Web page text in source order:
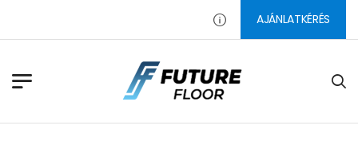
PADLÓ AJÁNLATKÉRÉS